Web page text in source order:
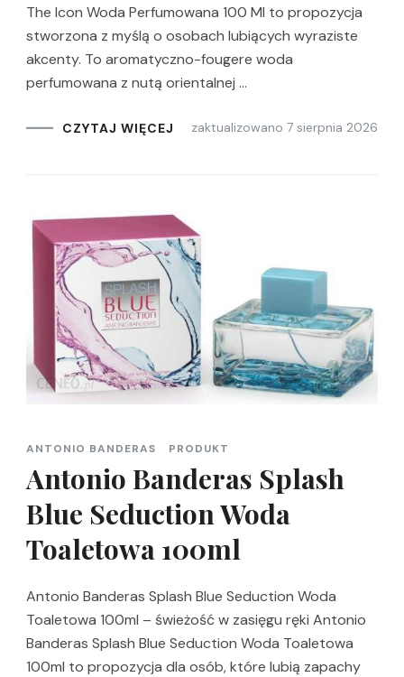
The Icon Woda Perfumowana 100 Ml to propozycja
stworzona z myślą o osobach lubiących wyraziste
akcenty. To aromatyczno-fougere woda
perfumowana z nutą orientalnej …
CZYTAJ WIĘCEJ zaktualizowano 7 sierpnia 2026
ANTONIO BANDERAS PRODUKT
Antonio Banderas Splash
Blue Seduction Woda
Toaletowa 100ml
Antonio Banderas Splash Blue Seduction Woda
Toaletowa 100ml – świeżość w zasięgu ręki Antonio
Banderas Splash Blue Seduction Woda Toaletowa
100ml to propozycja dla osób, które lubią zapachy